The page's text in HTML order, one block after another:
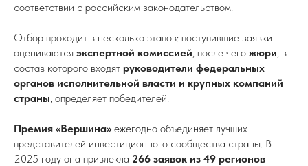
соответствии с российским законодательством.
Отбор проходит в несколько этапов: поступившие заявки
оцениваются экспертной комиссией, после чего жюри, в
состав которого входят руководители федеральных
органов исполнительной власти и крупных компаний
страны, определяет победителей.
Премия «Вершина» ежегодно объединяет лучших
представителей инвестиционного сообщества страны. В
2025 году она привлекла 266 заявок из 49 регионов